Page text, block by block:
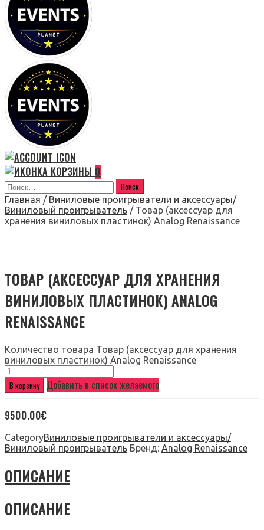
0
Главная / Виниловые проигрыватели и аксессуары/
Виниловый проигрыватель / Товар (аксессуар для
хранения виниловых пластинок) Analog Renaissance
ТОВАР (АКСЕССУАР ДЛЯ ХРАНЕНИЯ
ВИНИЛОВЫХ ПЛАСТИНОК) ANALOG
RENAISSANCE
Количество товара Товар (аксессуар для хранения
виниловых пластинок) Analog Renaissance
В корзину Добавить в список желаемого
9500.00€
CategoryВиниловые проигрыватели и аксессуары/
Виниловый проигрыватель Бренд: Analog Renaissance
ОПИСАНИЕ
ОПИСАНИЕ